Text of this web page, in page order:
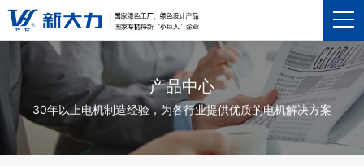
产品中心
30年以上电机制造经验，为各行业提供优质的电机解决方案